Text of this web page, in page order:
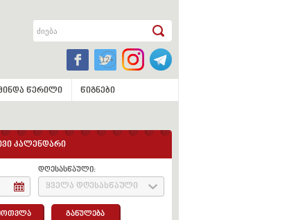
წერილი წიგნები
კალენდარი
დღესასწაული:
ყველა დღესასწაული
განულება